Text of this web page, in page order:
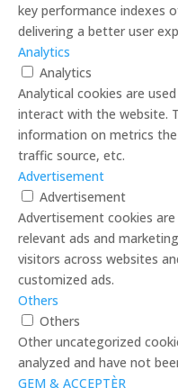
key performance indexes
delivering a better user
Analytics
Analytics
Analytical cookies are
interact with the website.
information on metrics
traffic source, etc.
Advertisement
Advertisement
Advertisement cookies
relevant ads and
visitors across websites
customized ads.
Others
Others
Other uncategorized
analyzed and have not
GEM & ACCEPTÈR